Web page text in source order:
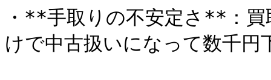
・**手取りの不安定さ**：
けで中古扱いになって数千